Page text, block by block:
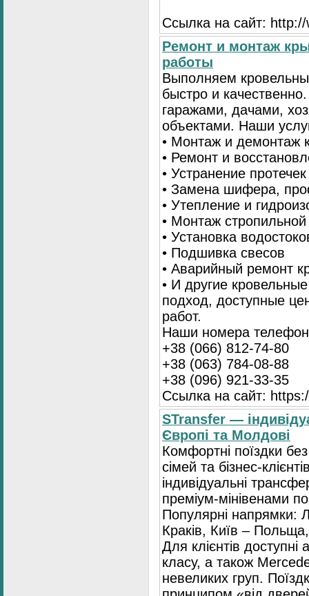
Ссылка на сайт:
Ремонт и монтаж
работы
Выполняем
быстро и
гаражами, дачами,
объектами. Наши
• Монтаж и демонтаж
• Ремонт и
• Устранение протечек
• Замена шифера,
• Утепление и
• Монтаж
• Установка
• Подшивка свесов
• Аварийный ремонт
• И другие
подход, доступные
работ.
Наши номера
+38 (066) 812-74-80
+38 (063) 784-08-88
+38 (096) 921-33-35
Ссылка на сайт:
STransfer —
Європі та Молдові
Комфортні поїздки
сімей та бізнес-
індивідуальні
преміум-мінівенами
Популярні напрямки:
Краків, Київ –
Для клієнтів
класу, а також
невеликих груп.